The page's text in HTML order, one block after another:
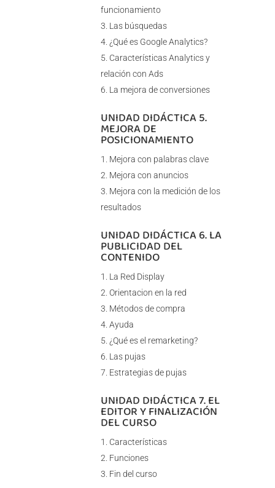
funcionamiento
Las búsquedas
¿Qué es Google Analytics?
Características Analytics y
relación con Ads
La mejora de conversiones
UNIDAD DIDÁCTICA 5.
MEJORA DE
POSICIONAMIENTO
Mejora con palabras clave
Mejora con anuncios
Mejora con la medición de los
resultados
UNIDAD DIDÁCTICA 6. LA
PUBLICIDAD DEL
CONTENIDO
La Red Display
Orientacion en la red
Métodos de compra
Ayuda
¿Qué es el remarketing?
Las pujas
Estrategias de pujas
UNIDAD DIDÁCTICA 7. EL
EDITOR Y FINALIZACIÓN
DEL CURSO
Características
Funciones
Fin del curso